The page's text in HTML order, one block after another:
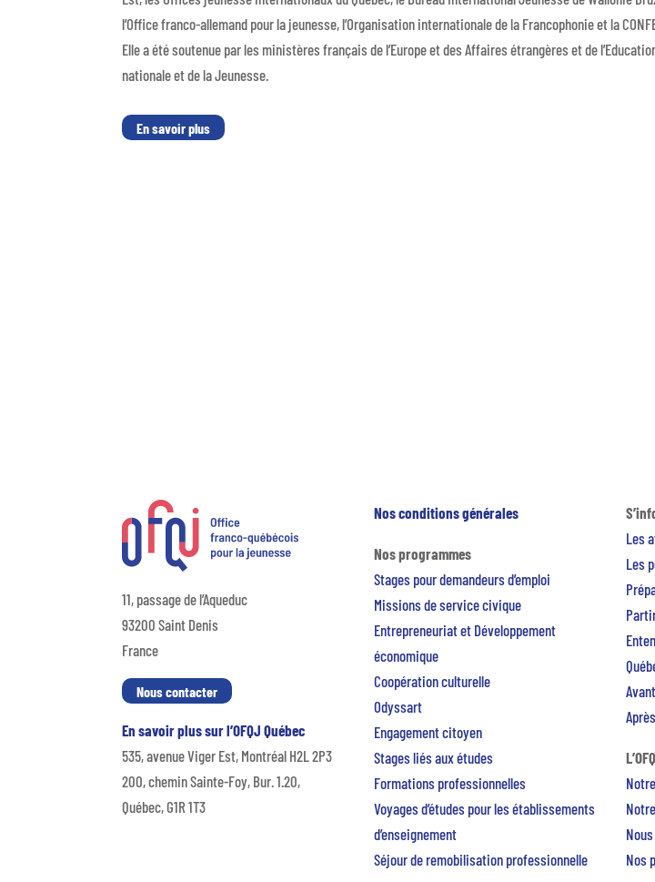
l’Office franco-allemand pour la jeunesse, l’Organisation internationale de la Francophonie et la
Elle a été soutenue par les ministères français de l’Europe et des Affaires étrangères et de
nationale et de la Jeunesse.
En savoir plus
11, passage de l’Aqueduc
93200 Saint Denis
France
Nous contacter
En savoir plus sur l’OFQJ Québec
535, avenue Viger Est, Montréal H2L 2P3
200, chemin Sainte-Foy, Bur. 1.20,
Québec, G1R 1T3
Nos conditions générales
Nos programmes
Stages pour demandeurs d’emploi
Missions de service civique
Entrepreneuriat et Développement
économique
Coopération culturelle
Odyssart
Engagement citoyen
Stages liés aux études
Formations professionnelles
Voyages d’études pour les établissements
d’enseignement
Séjour de remobilisation professionnelle
Les
Les
Nos